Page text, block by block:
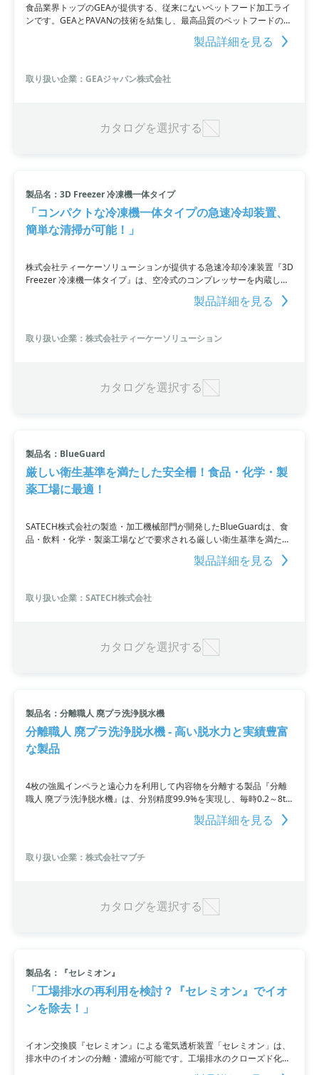
食品業界トップのGEAが提供する、従来にないペットフード加工ライ
ンです。GEAとPAVANの技術を結集し、最高品質のペットフードの製
造をサポートします。キブル・ピロー・デンタルスティックなど各種
のペットフードに対応しており、クッキングエクストルーダーや食肉
ます。風味や品質を損なわないための配慮をしており、耐久性も高く
メンテナンスも容易です。GEAのドライペットフード加工ラインをぜ
製品詳細を見る
取り扱い企業：GEAジャパン株式会社
カタログを選択する
製品名：3D Freezer 冷凍機一体タイプ
「コンパクトな冷凍機一体タイプの急速冷却装置、
簡単な清掃が可能！」
株式会社ティーケーソリューションが提供する急速冷却冷凍装置『3D
Freezer 冷凍機一体タイプ』は、空冷式のコンプレッサーを内蔵して
いるため、冷媒配管工事不要で簡単に設置できます。ダクトレス構造
により、衛生面に配慮した清潔な庫内を実現し、清掃も手軽に行えま
す。高温からの投入にも予備冷却が不要で、冷却効果を最大限に引き
出すことができます。
製品詳細を見る
取り扱い企業：株式会社ティーケーソリューション
カタログを選択する
製品名：BlueGuard
厳しい衛生基準を満たした安全柵！食品・化学・製
薬工場に最適！
SATECH株式会社の製造・加工機械部門が開発したBlueGuardは、食
品・飲料・化学・製薬工場などで要求される厳しい衛生基準を満たし
たステンレス安全柵です。国際安全規格に適合しECOLABによる試
験・認証済み。耐腐食性に優れた衛生的なステンレスSUS304製で、
の溜まりを防ぐために特殊な表面とスペーサーに設計されており清掃
と点検が容易です。
製品詳細を見る
取り扱い企業：SATECH株式会社
カタログを選択する
製品名：分離職人 廃プラ洗浄脱水機
分離職人 廃プラ洗浄脱水機 - 高い脱水力と実績豊富
な製品
4枚の強風インペラと遠心力を利用して内容物を分離する製品『分離
職人 廃プラ洗浄脱水機』は、分別精度99.9%を実現し、毎時0.2～8t
の能力を持つコンパクトな機種です。この製品を導入することで処分
コストの削減だけでなく、分別、洗浄、フルイの3つの役割を一台で
上にも寄与します。
製品詳細を見る
取り扱い企業：株式会社マブチ
カタログを選択する
製品名：『セレミオン』
「工場排水の再利用を検討？『セレミオン』でイオ
ンを除去！」
イオン交換膜『セレミオン』による電気透析装置「セレミオン」は、
排水中のイオンの分離・濃縮が可能です。工場排水のクローズド化や
減容化を検討している方に最適な製品です。また、現在は無償で小型